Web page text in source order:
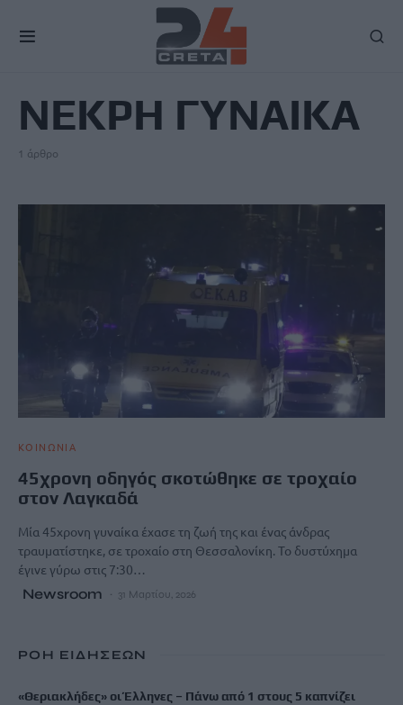
ΝΕΚΡΗ ΓΥΝΑΙΚΑ
1 άρθρο
ΚΟΙΝΩΝΙΑ
45χρονη οδηγός σκοτώθηκε σε τροχαίο
στον Λαγκαδά
Μία 45χρονη γυναίκα έχασε τη ζωή της και ένας άνδρας
τραυματίστηκε, σε τροχαίο στη Θεσσαλονίκη. Το δυστύχημα
έγινε γύρω στις 7:30…
Newsroom 31 Μαρτίου, 2026
ΡΟΗ ΕΙΔΗΣΕΩΝ
«Θεριακλήδες» οι Έλληνες – Πάνω από 1 στους 5 καπνίζει